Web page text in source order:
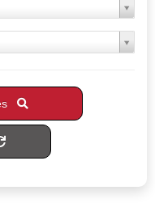
Filtrer les annonces